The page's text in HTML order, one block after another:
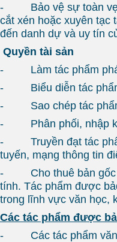
- Bảo vệ sự toàn vẹn
cắt xén hoặc xuyên
đến danh dự và uy tín
Quyền tài sản
- Làm tác phẩm
- Biểu diễn tác
- Sao chép tác
- Phân phối, nhập
- Truyền đạt tác
tuyến, mạng thông tin
- Cho thuê bản gốc
tính. Tác phẩm được
trong lĩnh vực văn học,
Các tác phẩm được
- Các tác phẩm văn